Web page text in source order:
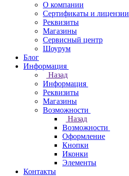
О компании
Сертификаты и лицензии
Реквизиты
Магазины
Сервисный центр
Шоурум
Блог
Информация
Назад
Информация
Реквизиты
Магазины
Возможности
Назад
Возможности
Оформление
Кнопки
Иконки
Элементы
Контакты